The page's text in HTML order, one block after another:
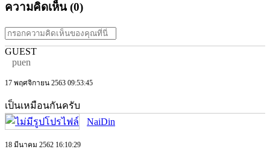
ความคิดเห็น (0)
GUEST
puen
17 พฤศจิกายน 2563 09:53:45
เป็นเหมือนกันครับ
NaiDin
18 มีนาคม 2562 16:10:29